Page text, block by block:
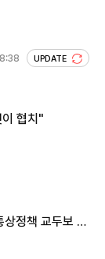
UPDATE
협치"
정책 교두보 활